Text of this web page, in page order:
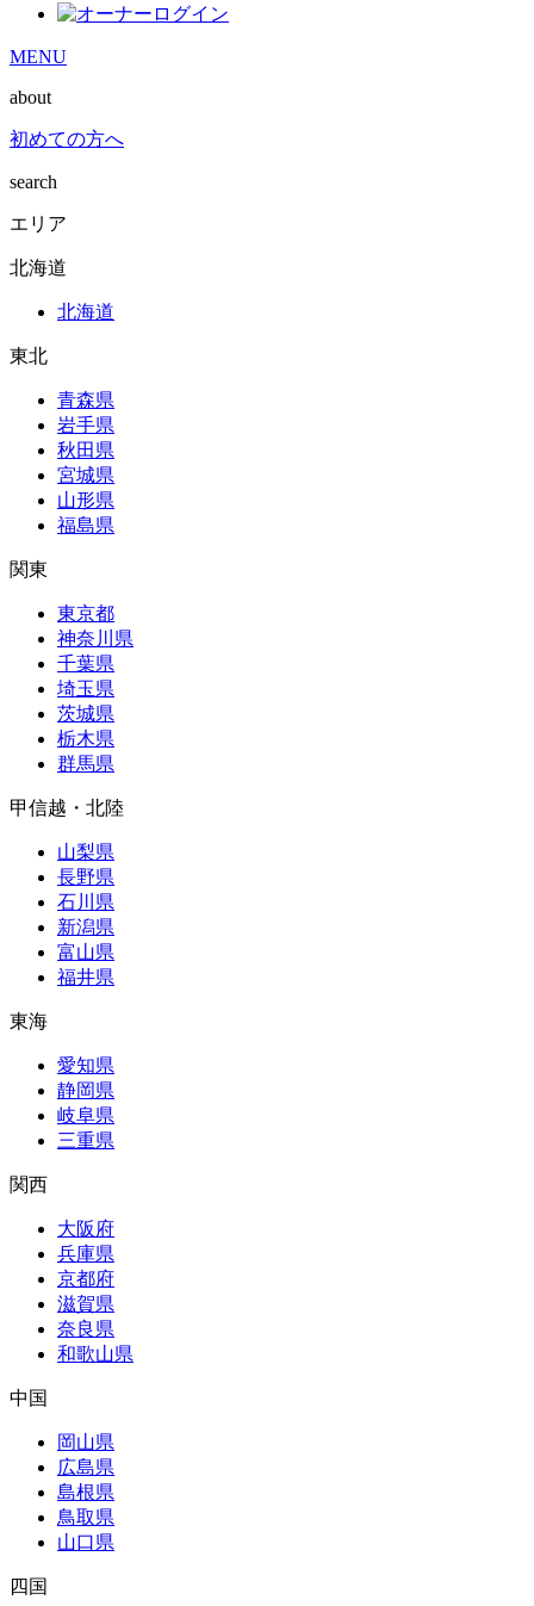
MENU
about
初めての方へ
search
エリア
北海道
北海道
東北
青森県
岩手県
秋田県
宮城県
山形県
福島県
関東
東京都
神奈川県
千葉県
埼玉県
茨城県
栃木県
群馬県
甲信越・北陸
山梨県
長野県
石川県
新潟県
富山県
福井県
東海
愛知県
静岡県
岐阜県
三重県
関西
大阪府
兵庫県
京都府
滋賀県
奈良県
和歌山県
中国
岡山県
広島県
島根県
鳥取県
山口県
四国